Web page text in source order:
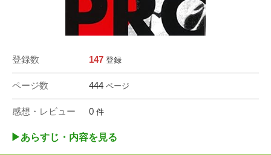
登録数 147 登録
ページ数 444 ページ
感想・レビュー 0 件
▶︎あらすじ・内容を見る